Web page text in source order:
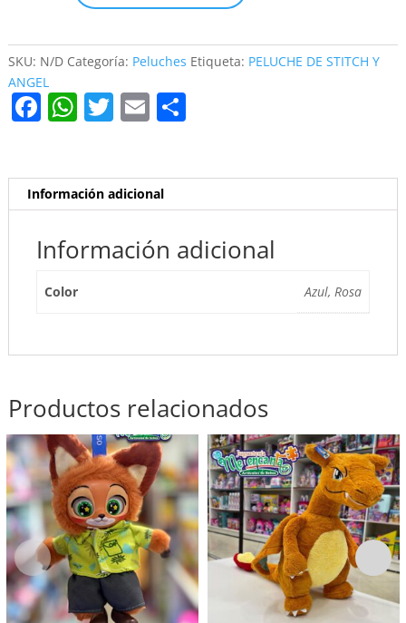
ANGEL
MEDIANO
cantidad
SKU: N/D Categoría: Peluches Etiqueta: PELUCHE DE STITCH Y
ANGEL
F
e
b
o
o
k
W
s
A
p
p
T
er
E
l
C
ar
tir
Información adicional
Información adicional
Color Azul, Rosa
Productos relacionados